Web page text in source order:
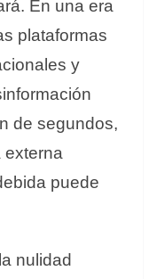
En una era
plataformas
y
de segundos,
externa
puede
nulidad